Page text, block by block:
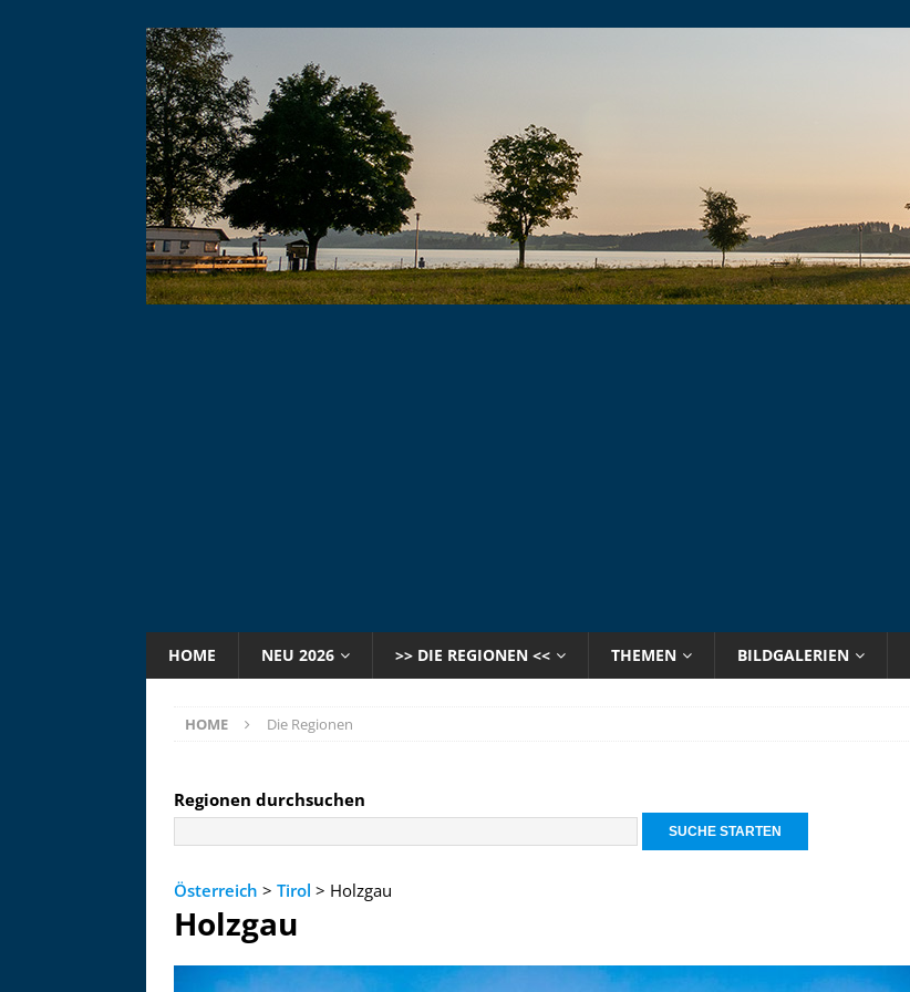
HOME NEU 2026 >> DIE REGIONEN << THEMEN BILDGALERIEN
HOME Die Regionen
Regionen durchsuchen
Österreich > Tirol > Holzgau
Holzgau